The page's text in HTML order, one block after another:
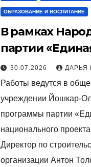
ОБРАЗОВАНИЕ И ВОСПИТАНИЕ
В рамках
партии
школе №23
обновляют
30.07.2026 ДАРЬЯ
Работы ведутся в
учреждении Йошкар-
программы партии
национального
Директор по
организации Антон